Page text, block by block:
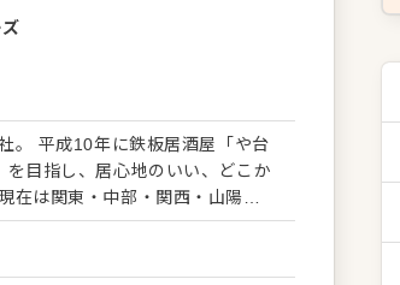
。 平成10年に鉄板居酒屋「や台
目指し、居心地のいい、どこか
在は関東・中部・関西・山陽・
庫県内の店舗
ろん、スタッフの育成やマネジ